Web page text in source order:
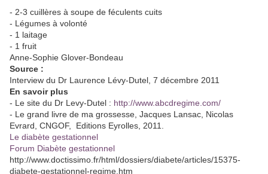
- 2-3 cuillères à soupe de féculents cuits
- Légumes à volonté
- 1 laitage
- 1 fruit
Anne-Sophie Glover-Bondeau
Source :
Interview du Dr Laurence Lévy-Dutel, 7 décembre 2011
En savoir plus
- Le site du Dr Levy-Dutel : http://www.abcdregime.com/
- Le grand livre de ma grossesse, Jacques Lansac, Nicolas
Evrard, CNGOF, Editions Eyrolles, 2011.
Le diabète gestationnel
Forum Diabète gestationnel
http://www.doctissimo.fr/html/dossiers/diabete/articles/15375-
diabete-gestationnel-regime.htm